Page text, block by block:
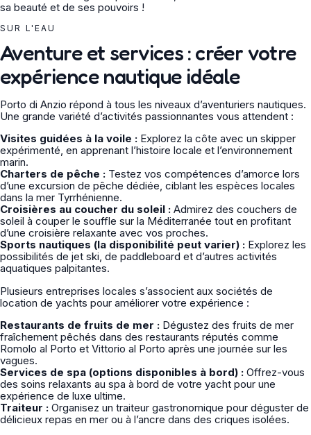
sa beauté et de ses pouvoirs !
SUR L'EAU
Aventure et services : créer votre
expérience nautique idéale
Porto di Anzio répond à tous les niveaux d’aventuriers nautiques.
Une grande variété d’activités passionnantes vous attendent :
Visites guidées à la voile : Explorez la côte avec un skipper
expérimenté, en apprenant l’histoire locale et l’environnement
marin.
Charters de pêche : Testez vos compétences d’amorce lors
d’une excursion de pêche dédiée, ciblant les espèces locales
dans la mer Tyrrhénienne.
Croisières au coucher du soleil : Admirez des couchers de
soleil à couper le souffle sur la Méditerranée tout en profitant
d’une croisière relaxante avec vos proches.
Sports nautiques (la disponibilité peut varier) : Explorez les
possibilités de jet ski, de paddleboard et d’autres activités
aquatiques palpitantes.
Plusieurs entreprises locales s’associent aux sociétés de
location de yachts pour améliorer votre expérience :
Restaurants de fruits de mer : Dégustez des fruits de mer
fraîchement pêchés dans des restaurants réputés comme
Romolo al Porto et Vittorio al Porto après une journée sur les
vagues.
Services de spa (options disponibles à bord) : Offrez-vous
des soins relaxants au spa à bord de votre yacht pour une
expérience de luxe ultime.
Traiteur : Organisez un traiteur gastronomique pour déguster de
délicieux repas en mer ou à l’ancre dans des criques isolées.